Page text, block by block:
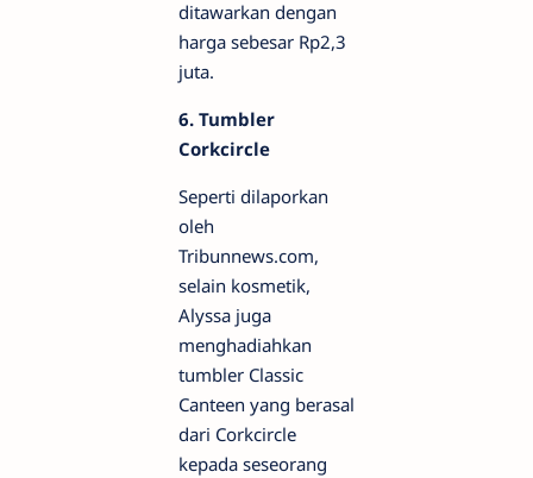
ditawarkan dengan
harga sebesar Rp2,3
juta.
6. Tumbler
Corkcircle
Seperti dilaporkan
oleh
Tribunnews.com,
selain kosmetik,
Alyssa juga
menghadiahkan
tumbler Classic
Canteen yang berasal
dari Corkcircle
kepada seseorang